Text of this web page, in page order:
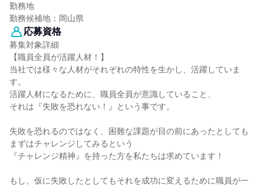
勤務地
勤務候補地：岡山県
応募資格
募集対象詳細
【職員全員が活躍人材！】
当社では様々な人材がそれぞれの特性を生かし、活躍していま
す。
活躍人材になるために、職員全員が意識していること、
それは『失敗を恐れない！』という事です。
失敗を恐れるのではなく、困難な課題が目の前にあったとしても
まずはチャレンジしてみるという
『チャレンジ精神』を持った方を私たちは求めています！
もし、仮に失敗したとしてもそれを成功に変えるために職員が一